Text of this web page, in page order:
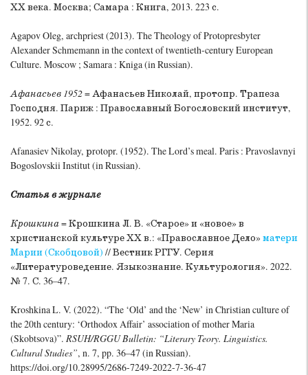
ХХ века. Москва; Самара : Книга, 2013. 223 с.
Agapov Oleg, archpriest (2013). The Theology of Protopresbyter
Alexander Schmemann in the context of twentieth-century European
Culture. Moscow ; Samara : Kniga (in Russian).
Афанасьев 1952= Афанасьев Николай, протопр. Трапеза
Господня. Париж : Православный Богословский институт,
1952. 92 с.
Afanasiev Nikolay, рrotopr. (1952). The Lord’s meal. Paris : Pravoslavnyi
Bogoslovskii Institut (in Russian).
Статья в журнале
Крошкина= Крошкина Л. В. «Старое» и «новое» в
христианской культуре ХХ в.: «Православное Дело» матери
Марии (Скобцовой) // Вестник РГГУ. Серия
«Литературоведение. Языкознание. Культурология». 2022.
№ 7. С. 36–47.
Kroshkina L. V. (2022). “The ‘Old’ and the ‘New’ in Christian culture of
the 20th century: ‘Orthodox Affair’ association of mother Maria
(Skobtsova)”. RSUH/RGGU Bulletin: “Literary Teory. Linguistics.
Cultural Studies”, n. 7, pp. 36–47 (in Russian).
https://doi.org/10.28995/2686-7249-2022-7-36-47